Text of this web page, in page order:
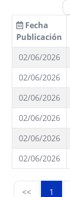
Fecha
Publicación
02/06/2026
02/06/2026
02/06/2026
02/06/2026
02/06/2026
02/06/2026
<<
1